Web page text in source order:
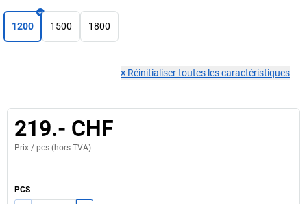
1200 1500 1800
× Réinitialiser toutes les caractéristiques
219.- CHF
Prix / pcs (hors TVA)
PCS